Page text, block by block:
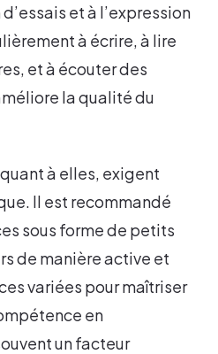
et à l’expression
à écrire, à lire
et à écouter des
la qualité du
à elles, exigent
Il est recommandé
sous forme de petits
de manière active et
variées pour maîtriser
en
un facteur